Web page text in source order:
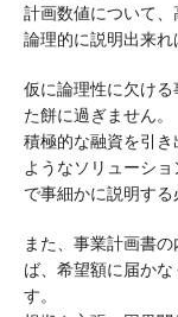
計画数値について、
論理的に説明出来れ
仮に論理性に欠け
た餅に過ぎません。
積極的な融資を引
ようなソリューシ
で事細かに説明する
また、事業計画書
ば、希望額に届か
す。